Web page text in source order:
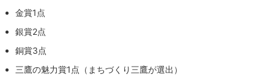
金賞1点
銀賞2点
銅賞3点
三鷹の魅力賞1点（まちづくり三鷹が選出）